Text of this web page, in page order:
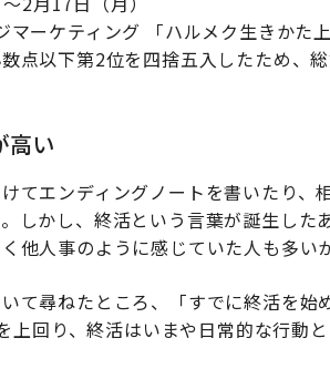
ーケティング 「ハルメク生きかた上
点以下第2位を四捨五入したため、
高い
てエンディングノートを書いたり、
しかし、終活という言葉が誕生した
他人事のように感じていた人も多い
て尋ねたところ、「すでに終活を始
回り、終活はいまや日常的な行動